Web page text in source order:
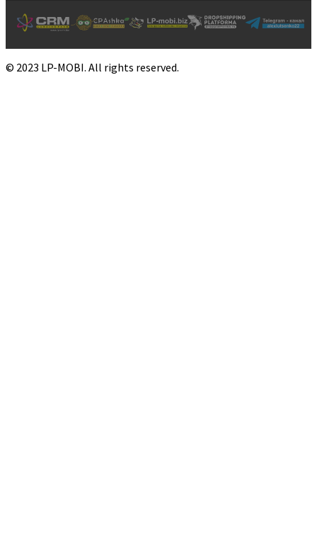
© 2023 LP-MOBI. All rights reserved.